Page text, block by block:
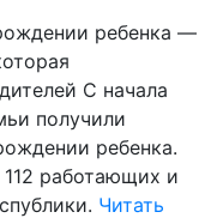
ребенка —
С начала
получили
ребенка.
работающих и
Читать